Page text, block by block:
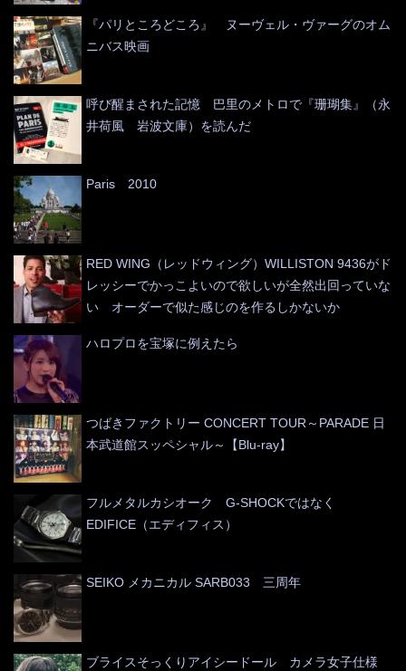
『パリところどころ』 ヌーヴェル・ヴァーグのオム
ニバス映画
呼び醒まされた記憶 巴里のメトロで『珊瑚集』（永
井荷風 岩波文庫）を読んだ
Paris 2010
RED WING（レッドウィング）WILLISTON 9436がド
レッシーでかっこよいので欲しいが全然出回っていな
い オーダーで似た感じのを作るしかないか
ハロプロを宝塚に例えたら
つばきファクトリー CONCERT TOUR～PARADE 日
本武道館スッペシャル～【Blu-ray】
フルメタルカシオーク G-SHOCKではなく
EDIFICE（エディフィス）
SEIKO メカニカル SARB033 三周年
ブライスそっくりアイシードール カメラ女子仕様